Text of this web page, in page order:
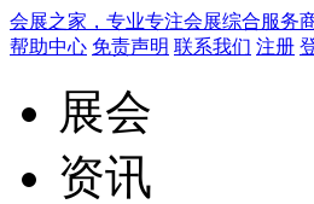
会展之家，专业专注会展综合服务
帮助中心 免责声明 联系我们 注册
展会
资讯